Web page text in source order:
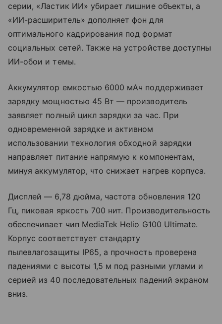
серии, «Ластик ИИ» убирает лишние объекты, а
«ИИ-расширитель» дополняет фон для
оптимального кадрирования под формат
социальных сетей. Также на устройстве доступны
ИИ-обои и темы.
Аккумулятор емкостью 6000 мАч поддерживает
зарядку мощностью 45 Вт — производитель
заявляет полный цикл зарядки за час. При
одновременной зарядке и активном
использовании технология обходной зарядки
направляет питание напрямую к компонентам,
минуя аккумулятор, что снижает нагрев корпуса.
Дисплей — 6,78 дюйма, частота обновления 120
Гц, пиковая яркость 700 нит. Производительность
обеспечивает чип MediaTek Helio G100 Ultimate.
Корпус соответствует стандарту
пылевлагозащиты IP65, а прочность проверена
падениями с высоты 1,5 м под разными углами и
серией из 40 последовательных падений экраном
вниз.